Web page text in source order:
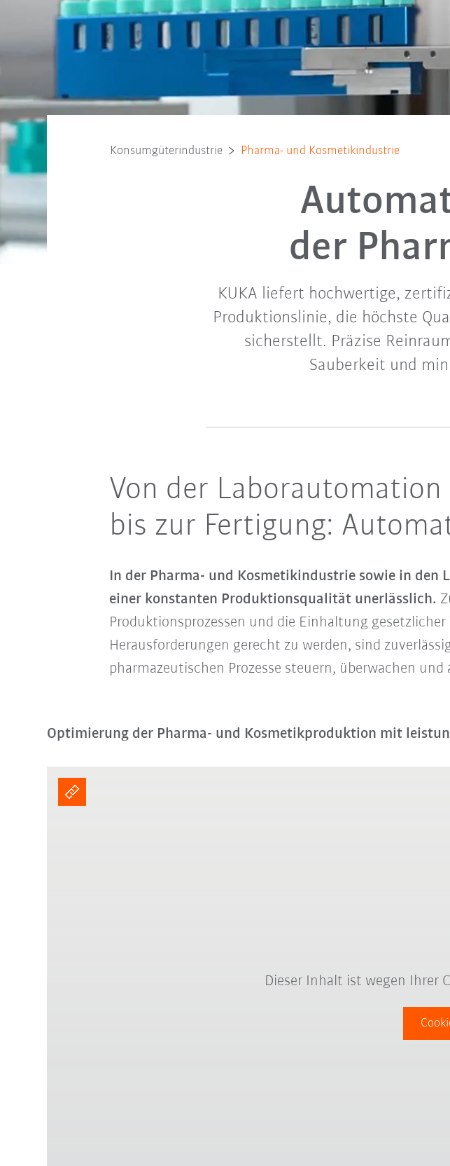
Konsumgüterindustrie Pharma- und Kosmetikindustrie
der
KUKA liefert hochwertige,
Produktionslinie, die höchste
sicherstellt. Präzise
Sauberkeit und
Von der
bis zur Fertigung:
In der Pharma- und Kosmetikindustrie sowie in
einer konstanten Produktionsqualität unerlässlich.
Produktionsprozessen und die Einhaltung
Herausforderungen gerecht zu werden, sind
pharmazeutischen Prozesse steuern, überwachen und
Optimierung der Pharma- und Kosmetikproduktion mit
Dieser Inhalt ist wegen Ihrer